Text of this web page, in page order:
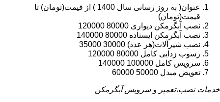
عنوان( به روز رسانی سال 1400 ) از قیمت(تومان) تا
قیمت(تومان)
نصب آبگرمکن دیواری 80000 120000
نصب آبگرمکن ایستاده 80000 140000
نصب شیرآلات(هر عدد) 30000 35000
رسوب زدایی کامل 80000 120000
سرویس کامل 100000 140000
تعویض مبدل 50000 60000
خدمات نصب،تعمیر و سرویس آبگرمکن